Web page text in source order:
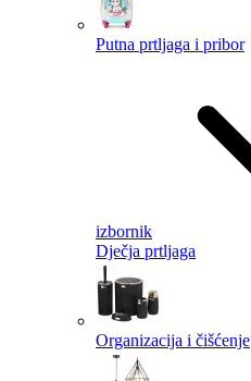
Putna prtljaga i pribor
izbornik
Dječja prtljaga
Organizacija i čišćenje